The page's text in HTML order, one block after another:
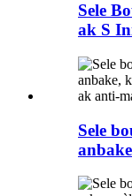
Sele
ak S
Sele